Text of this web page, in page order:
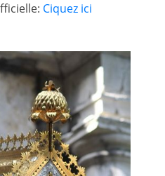
Ciquez ici